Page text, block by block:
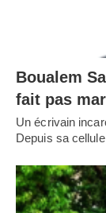
Boualem
fait pas
Un écrivain
Depuis sa